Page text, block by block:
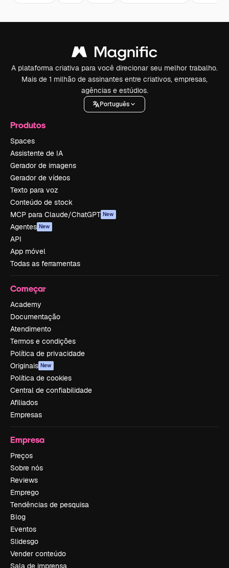
A plataforma criativa para você direcionar seu melhor trabalho.
Mais de 1 milhão de assinantes entre criativos, empresas,
agências e estúdios.
Português
Produtos
Spaces
Assistente de IA
Gerador de imagens
Gerador de vídeos
Texto para voz
Conteúdo de stock
MCP para Claude/ChatGPT New
Agentes New
API
App móvel
Todas as ferramentas
Começar
Academy
Documentação
Atendimento
Termos e condições
Política de privacidade
Originais New
Política de cookies
Central de confiabilidade
Afiliados
Empresas
Empresa
Preços
Sobre nós
Reviews
Emprego
Tendências de pesquisa
Blog
Eventos
Slidesgo
Vender conteúdo
Sala de imprensa